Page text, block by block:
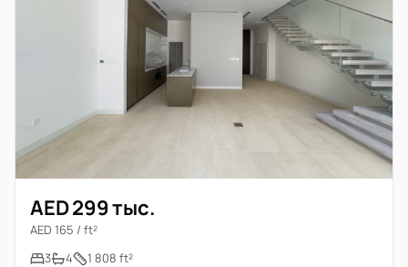
AED 299 тыс.
AED 165 / ft²
3
4 1 808 ft²